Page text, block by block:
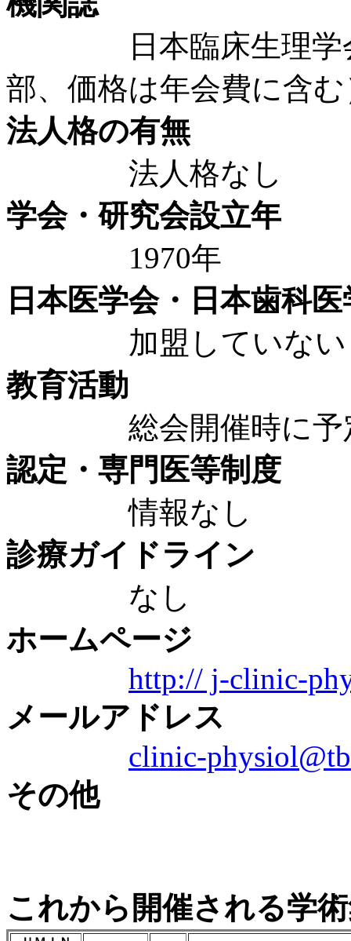
日本臨床生理学会
部、価格は年会費に含
法人格の有無
法人格なし
学会・研究会設立年
1970年
日本医学会・日本歯科
加盟していない
教育活動
総会開催時に予
認定・専門医等制度
情報なし
診療ガイドライン
なし
ホームページ
http:// j-clinic-
メールアドレス
clinic-
その他
これから開催される学